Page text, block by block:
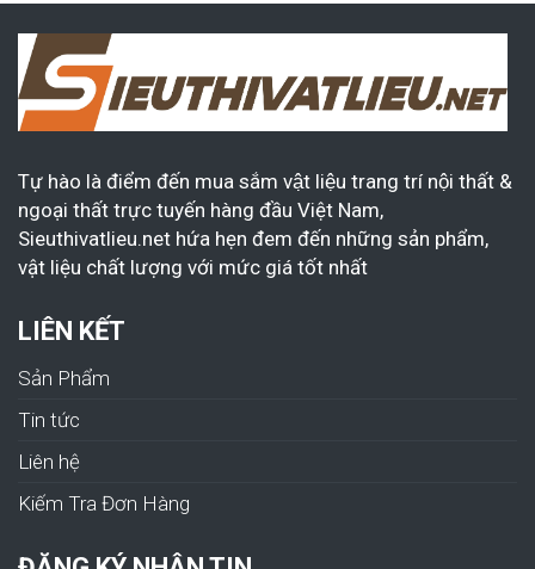
Tự hào là điểm đến mua sắm vật liệu trang trí nội thất &
ngoại thất trực tuyến hàng đầu Việt Nam,
Sieuthivatlieu.net hứa hẹn đem đến những sản phẩm,
vật liệu chất lượng với mức giá tốt nhất
LIÊN KẾT
Sản Phẩm
Tin tức
Liên hệ
Kiếm Tra Đơn Hàng